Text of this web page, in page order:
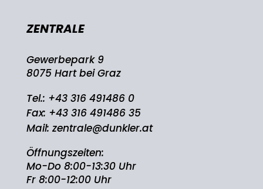
ZENTRALE
Gewerbepark 9
8075 Hart bei Graz
Tel.: +43 316 491486 0
Fax: +43 316 491486 35
Mail: zentrale@dunkler.at
Öffnungszeiten:
Mo-Do 8:00-13:30 Uhr
Fr 8:00-12:00 Uhr